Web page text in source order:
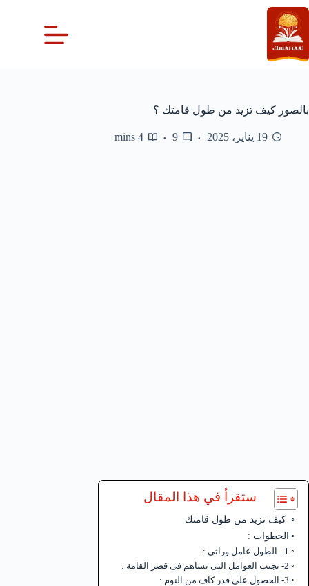
التجاوز
إلى
المحتوى
بالصور كيف تزيد من طول قامتك ؟
19 يناير، 2025 9
4 mins
ستقرأ في هذا المقال
كيف تزيد من طول قامتك
الخطوات :
1- الطول عامل وراثى :
2- تجنب العوامل التى تساهم فى قصر القامة :
3- الحصول على قدر كاف من النوم :